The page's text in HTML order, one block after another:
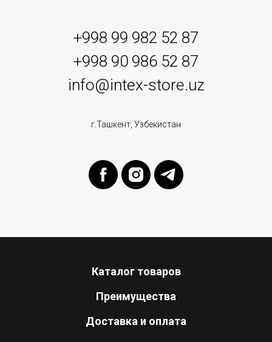
+998 99 982 52 87
+998 90 986 52 87
info@intex-store.uz
г.Ташкент, Узбекистан
Каталог товаров
Преимущества
Доставка и оплата